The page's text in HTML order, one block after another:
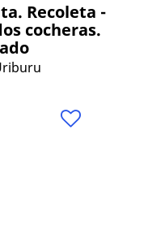
Recoleta -
cocheras.